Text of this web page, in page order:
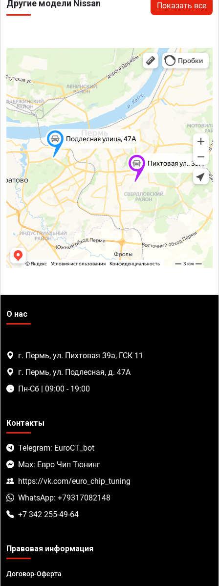
Другие модели Nissan Показать все
О нас
г. Пермь, ул. Пихтовая 39а, ГСК 11
г. Пермь, ул. Подлесная, д. 47А
Пн-Сб | 09:00 - 19:00
Контакты
Telegram: EuroCT_bot
Max: Евро Чип Тюнинг
https://vk.com/euro_chip_tuning
WhatsApp: +79317082148
+7 342 255-49-64
Правовая информация
Договор-Оферта